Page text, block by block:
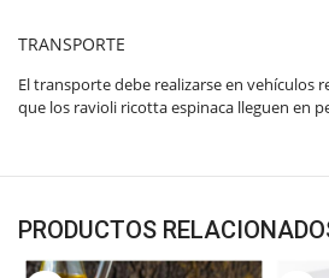
TRANSPORTE
El transporte debe realizarse en vehículos
que los ravioli ricotta espinaca lleguen en
PRODUCTOS